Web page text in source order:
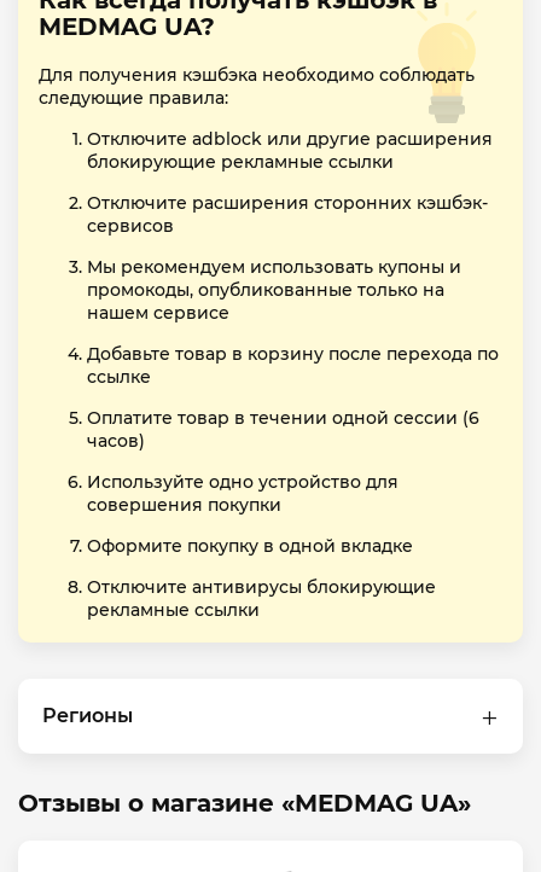
MEDMAG UA?
Для получения кэшбэка необходимо соблюдать
следующие правила:
Отключите adblock или другие расширения
блокирующие рекламные ссылки
Отключите расширения сторонних кэшбэк-
сервисов
Мы рекомендуем использовать купоны и
промокоды, опубликованные только на
нашем сервисе
Добавьте товар в корзину после перехода по
ссылке
Оплатите товар в течении одной сессии (6
часов)
Используйте одно устройство для
совершения покупки
Оформите покупку в одной вкладке
Отключите антивирусы блокирующие
рекламные ссылки
Регионы
Отзывы о магазине «MEDMAG UA»